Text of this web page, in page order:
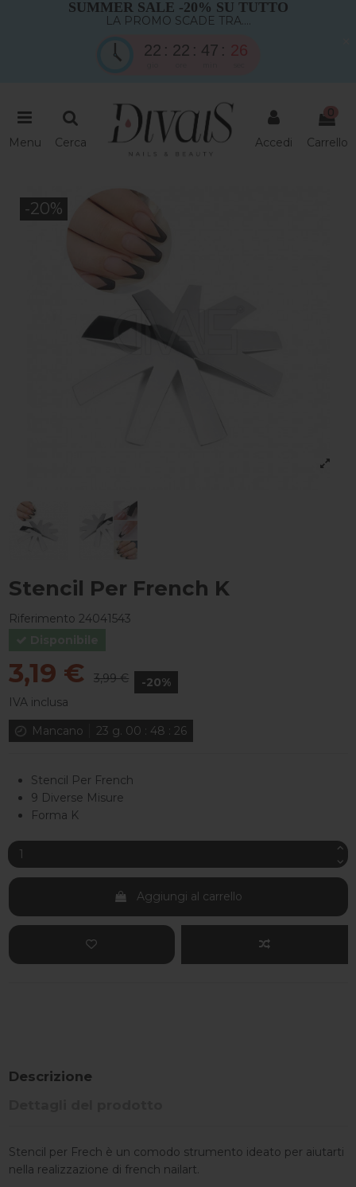
SUMMER SALE -20% SU TUTTO
LA PROMO SCADE TRA....
22 22 47 25
Menu Cerca Accedi
0
Carrello
-20%
Stencil Per French K
Riferimento 24041543
3,19 € 3,99 €
-20%
IVA inclusa
Mancano
23 g. 00 : 48 : 25
Stencil Per French
9 Diverse Misure
Forma K
Aggiungi al carrello
Descrizione
Stencil per Frech è un comodo strumento ideato per aiutarti
nella realizzazione di french nailart.